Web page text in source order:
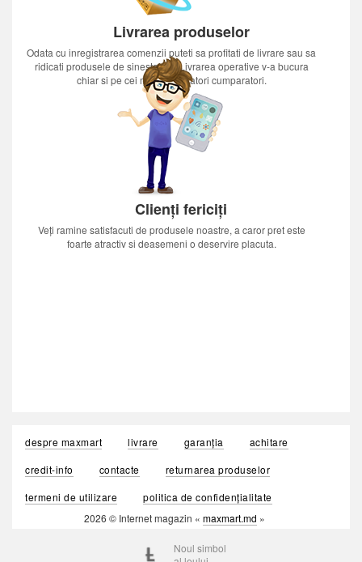
Livrarea produselor
Odata cu inregistrarea comenzii puteti sa profitati de livrare sau sa
ridicati produsele de sinestatator.Livrarea operative v-a bucura
chiar si pe cei mai nerabdatori cumparatori.
Clienți fericiți
Veți ramine satisfacuti de produsele noastre, a caror pret este
foarte atractiv si deasemeni o deservire placuta.
despre maxmart livrare garanția
achitare
credit-info
contacte
returnarea produselor
termeni de utilizare
politica de confidențialitate
2026 © Internet magazin « maxmart.md »
Noul simbol